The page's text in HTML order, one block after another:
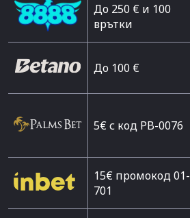
До 250 € и 100
врътки
Дo 100 €
5€ с код PB-0076
15€ промокод 01-
701